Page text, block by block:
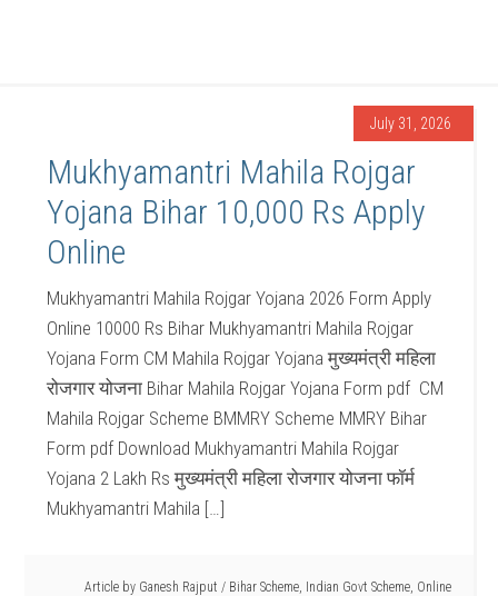
July 31, 2026
Mukhyamantri Mahila Rojgar
Yojana Bihar 10,000 Rs Apply
Online
Mukhyamantri Mahila Rojgar Yojana 2026 Form Apply
Online 10000 Rs Bihar Mukhyamantri Mahila Rojgar
Yojana Form CM Mahila Rojgar Yojana मुख्यमंत्री महिला
रोजगार योजना Bihar Mahila Rojgar Yojana Form pdf CM
Mahila Rojgar Scheme BMMRY Scheme MMRY Bihar
Form pdf Download Mukhyamantri Mahila Rojgar
Yojana 2 Lakh Rs मुख्यमंत्री महिला रोजगार योजना फॉर्म
Mukhyamantri Mahila […]
Article by Ganesh Rajput / Bihar Scheme, Indian Govt Scheme, Online